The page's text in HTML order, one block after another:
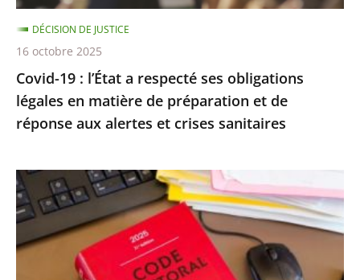
en
matière
de
préparation
et
de
aux
alertes
et
crises
sanitaires
Covid-19 : l’État a respecté ses obligations
légales en matière de préparation et de
réponse aux alertes et crises sanitaires
DÉCISION DE JUSTICE
16 octobre 2025
Exécution
provisoire
d’une
peine
d’inéligibilité